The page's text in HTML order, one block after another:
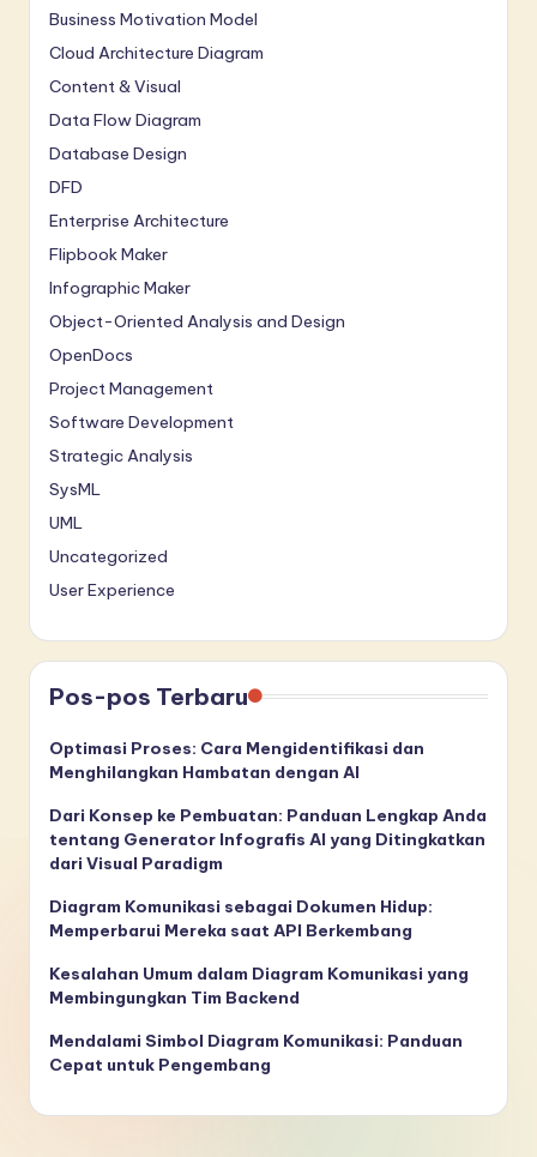
Business Motivation Model
Cloud Architecture Diagram
Content & Visual
Data Flow Diagram
Database Design
DFD
Enterprise Architecture
Flipbook Maker
Infographic Maker
Object-Oriented Analysis and Design
OpenDocs
Project Management
Software Development
Strategic Analysis
SysML
UML
Uncategorized
User Experience
Pos-pos Terbaru
Optimasi Proses: Cara Mengidentifikasi dan
Menghilangkan Hambatan dengan AI
Dari Konsep ke Pembuatan: Panduan Lengkap Anda
tentang Generator Infografis AI yang Ditingkatkan
dari Visual Paradigm
Diagram Komunikasi sebagai Dokumen Hidup:
Memperbarui Mereka saat API Berkembang
Kesalahan Umum dalam Diagram Komunikasi yang
Membingungkan Tim Backend
Mendalami Simbol Diagram Komunikasi: Panduan
Cepat untuk Pengembang